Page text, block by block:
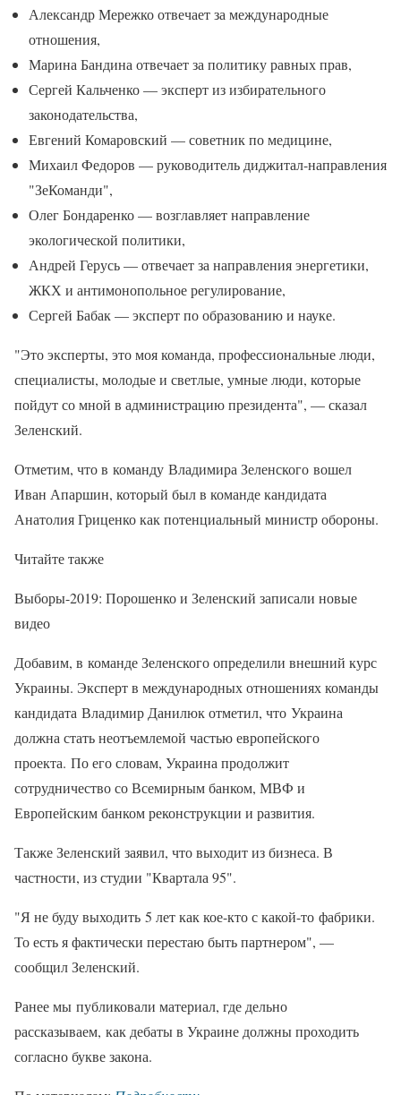
Александр Мережко отвечает за международные
отношения,
Марина Бандина отвечает за политику равных прав,
Сергей Кальченко — эксперт из избирательного
законодательства,
Евгений Комаровский — советник по медицине,
Михаил Федоров — руководитель диджитал-направления
"ЗеКоманди",
Олег Бондаренко — возглавляет направление
экологической политики,
Андрей Герусь — отвечает за направления энергетики,
ЖКХ и антимонопольное регулирование,
Сергей Бабак — эксперт по образованию и науке.
"Это эксперты, это моя команда, профессиональные люди,
специалисты, молодые и светлые, умные люди, которые
пойдут со мной в администрацию президента", — сказал
Зеленский.
Отметим, что в команду Владимира Зеленского вошел
Иван Апаршин, который был в команде кандидата
Анатолия Гриценко как потенциальный министр обороны.
Читайте также
Выборы-2019: Порошенко и Зеленский записали новые
видео
Добавим, в команде Зеленского определили внешний курс
Украины. Эксперт в международных отношениях команды
кандидата Владимир Данилюк отметил, что Украина
должна стать неотъемлемой частью европейского
проекта. По его словам, Украина продолжит
сотрудничество со Всемирным банком, МВФ и
Европейским банком реконструкции и развития.
Также Зеленский заявил, что выходит из бизнеса. В
частности, из студии "Квартала 95".
"Я не буду выходить 5 лет как кое-кто с какой-то фабрики.
То есть я фактически перестаю быть партнером", —
сообщил Зеленский.
Ранее мы публиковали материал, где дельно
рассказываем, как дебаты в Украине должны проходить
согласно букве закона.